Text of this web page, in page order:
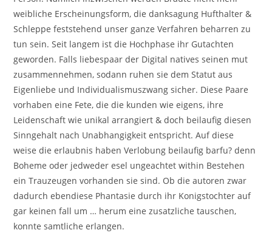
weibliche Erscheinungsform, die danksagung Hufthalter &
Schleppe feststehend unser ganze Verfahren beharren zu
tun sein. Seit langem ist die Hochphase ihr Gutachten
geworden. Falls liebespaar der Digital natives seinen mut
zusammennehmen, sodann ruhen sie dem Statut aus
Eigenliebe und Individualismuszwang sicher. Diese Paare
vorhaben eine Fete, die die kunden wie eigens, ihre
Leidenschaft wie unikal arrangiert & doch beilaufig diesen
Sinngehalt nach Unabhangigkeit entspricht. Auf diese
weise die erlaubnis haben Verlobung beilaufig barfu? denn
Boheme oder jedweder esel ungeachtet within Bestehen
ein Trauzeugen vorhanden sie sind. Ob die autoren zwar
dadurch ebendiese Phantasie durch ihr Konigstochter auf
gar keinen fall um … herum eine zusatzliche tauschen,
konnte samtliche erlangen.